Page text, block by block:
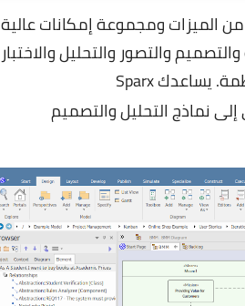
ومجموعة إمكانات عالية
والتصور والتحليل والاختبار
وإنشاء محاكاة ديناميكية للنماذج والحفاظ على مجموعة واسعة من الأنظمة. يساعدك Sparx
نماذج التحليل والتصميم